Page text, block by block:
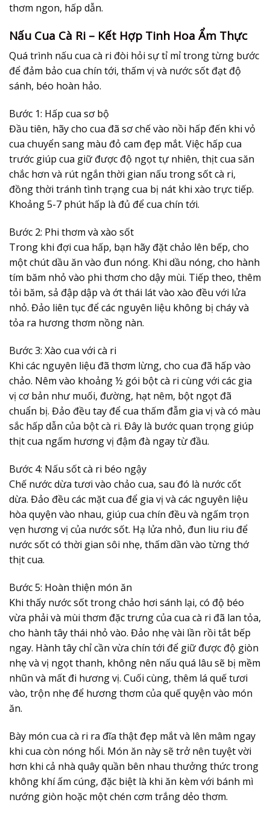
thơm ngon, hấp dẫn.
Nấu Cua Cà Ri – Kết Hợp Tinh Hoa Ẩm Thực
Quá trình nấu cua cà ri đòi hỏi sự tỉ mỉ trong từng bước
để đảm bảo cua chín tới, thấm vị và nước sốt đạt độ
sánh, béo hoàn hảo.
Bước 1: Hấp cua sơ bộ
Đầu tiên, hãy cho cua đã sơ chế vào nồi hấp đến khi vỏ
cua chuyển sang màu đỏ cam đẹp mắt. Việc hấp cua
trước giúp cua giữ được độ ngọt tự nhiên, thịt cua săn
chắc hơn và rút ngắn thời gian nấu trong sốt cà ri,
đồng thời tránh tình trạng cua bị nát khi xào trực tiếp.
Khoảng 5-7 phút hấp là đủ để cua chín tới.
Bước 2: Phi thơm và xào sốt
Trong khi đợi cua hấp, bạn hãy đặt chảo lên bếp, cho
một chút dầu ăn vào đun nóng. Khi dầu nóng, cho hành
tím băm nhỏ vào phi thơm cho dậy mùi. Tiếp theo, thêm
tỏi băm, sả đập dập và ớt thái lát vào xào đều với lửa
nhỏ. Đảo liên tục để các nguyên liệu không bị cháy và
tỏa ra hương thơm nồng nàn.
Bước 3: Xào cua với cà ri
Khi các nguyên liệu đã thơm lừng, cho cua đã hấp vào
chảo. Nêm vào khoảng ½ gói bột cà ri cùng với các gia
vị cơ bản như muối, đường, hạt nêm, bột ngọt đã
chuẩn bị. Đảo đều tay để cua thấm đẫm gia vị và có màu
sắc hấp dẫn của bột cà ri. Đây là bước quan trọng giúp
thịt cua ngấm hương vị đậm đà ngay từ đầu.
Bước 4: Nấu sốt cà ri béo ngậy
Chế nước dừa tươi vào chảo cua, sau đó là nước cốt
dừa. Đảo đều các mặt cua để gia vị và các nguyên liệu
hòa quyện vào nhau, giúp cua chín đều và ngấm trọn
vẹn hương vị của nước sốt. Hạ lửa nhỏ, đun liu riu để
nước sốt có thời gian sôi nhẹ, thấm dần vào từng thớ
thịt cua.
Bước 5: Hoàn thiện món ăn
Khi thấy nước sốt trong chảo hơi sánh lại, có độ béo
vừa phải và mùi thơm đặc trưng của cua cà ri đã lan tỏa,
cho hành tây thái nhỏ vào. Đảo nhẹ vài lần rồi tắt bếp
ngay. Hành tây chỉ cần vừa chín tới để giữ được độ giòn
nhẹ và vị ngọt thanh, không nên nấu quá lâu sẽ bị mềm
nhũn và mất đi hương vị. Cuối cùng, thêm lá quế tươi
vào, trộn nhẹ để hương thơm của quế quyện vào món
ăn.
Bày món cua cà ri ra đĩa thật đẹp mắt và lên mâm ngay
khi cua còn nóng hổi. Món ăn này sẽ trở nên tuyệt vời
hơn khi cả nhà quây quần bên nhau thưởng thức trong
không khí ấm cúng, đặc biệt là khi ăn kèm với bánh mì
nướng giòn hoặc một chén cơm trắng dẻo thơm.